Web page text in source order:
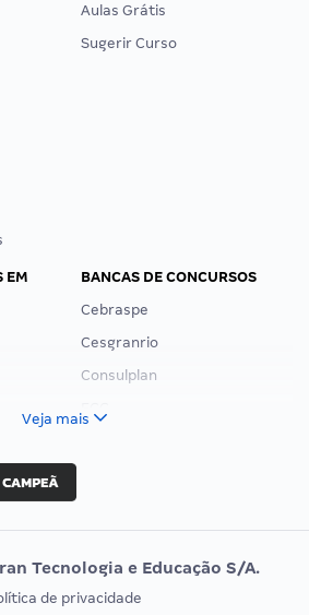
Aulas Grátis
Sugerir Curso
EM
BANCAS DE CONCURSOS
Cebraspe
Cesgranrio
Consulplan
Vunesp
EXAME DE ORDEM
Veja mais
Tecnologia e Educação S/A.
de privacidade